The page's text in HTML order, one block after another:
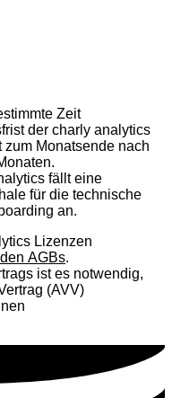
Zeit
der charly analytics
zum Monatsende nach
fällt eine
für die technische
an.
Lizenzen
AGBs.
ist es notwendig,
(AVV)